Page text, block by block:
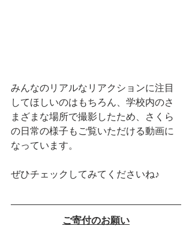
みんなのリアルなリアクションに注目
してほしいのはもちろん、学校内のさ
まざまな場所で撮影したため、さくら
の日常の様子もご覧いただける動画に
なっています。
ぜひチェックしてみてくださいね♪
ご寄付のお願い